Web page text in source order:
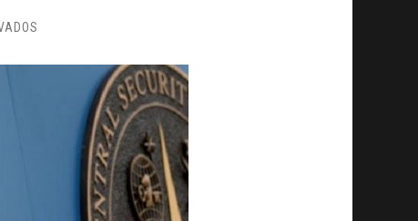
NSA
INFORMACIÓN
MILLONES